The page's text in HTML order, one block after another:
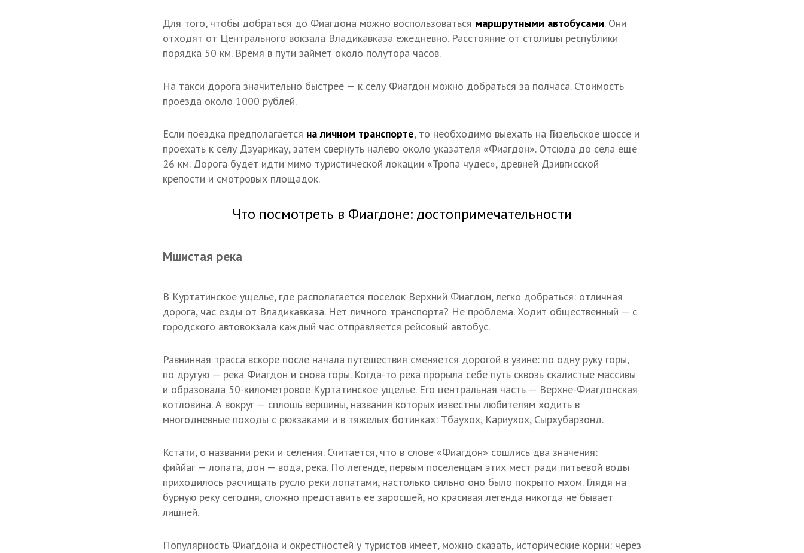
Для того, чтобы добраться до Фиагдона можно воспользоваться маршрутными автобусами. Они
отходят от Центрального вокзала Владикавказа ежедневно. Расстояние от столицы республики
порядка 50 км. Время в пути займет около полутора часов.
На такси дорога значительно быстрее — к селу Фиагдон можно добраться за полчаса. Стоимость
проезда около 1000 рублей.
Если поездка предполагается на личном транспорте, то необходимо выехать на Гизельское шоссе и
проехать к селу Дзуарикау, затем свернуть налево около указателя «Фиагдон». Отсюда до села еще
26 км. Дорога будет идти мимо туристической локации «Тропа чудес», древней Дзивгисской
крепости и смотровых площадок.
Что посмотреть в Фиагдоне: достопримечательности
Мшистая река
В Куртатинское ущелье, где располагается поселок Верхний Фиагдон, легко добраться: отличная
дорога, час езды от Владикавказа. Нет личного транспорта? Не проблема. Ходит общественный — с
городского автовокзала каждый час отправляется рейсовый автобус.
Равнинная трасса вскоре после начала путешествия сменяется дорогой в узине: по одну руку горы,
по другую — река Фиагдон и снова горы. Когда-то река прорыла себе путь сквозь скалистые массивы
и образовала 50-километровое Куртатинское ущелье. Его центральная часть — Верхне-Фиагдонская
котловина. А вокруг — сплошь вершины, названия которых известны любителям ходить в
многодневные походы с рюкзаками и в тяжелых ботинках: Тбаухох, Кариухох, Сырхубарзонд.
Кстати, о названии реки и селения. Считается, что в слове «Фиагдон» сошлись два значения:
фиййаг — лопата, дон — вода, река. По легенде, первым поселенцам этих мест ради питьевой воды
приходилось расчищать русло реки лопатами, настолько сильно оно было покрыто мхом. Глядя на
бурную реку сегодня, сложно представить ее заросшей, но красивая легенда никогда не бывает
лишней.
Популярность Фиагдона и окрестностей у туристов имеет, можно сказать, исторические корни: через